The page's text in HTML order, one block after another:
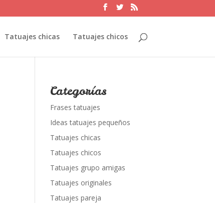
Tatuajes chicas Tatuajes chicos
Categorías
Frases tatuajes
Ideas tatuajes pequeños
Tatuajes chicas
Tatuajes chicos
Tatuajes grupo amigas
Tatuajes originales
Tatuajes pareja